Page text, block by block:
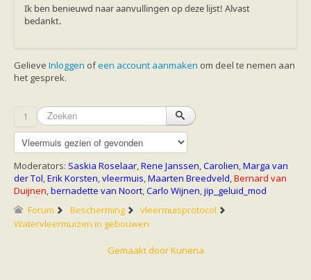
Ik ben benieuwd naar aanvullingen op deze lijst! Alvast
bedankt.
Gelieve Inloggen ofeen account aanmaken om deel te nemen aan
het gesprek.
1
Moderators: Saskia Roselaar,Rene Janssen,Carolien,Marga van
der Tol,Erik Korsten,vleermuis,Maarten Breedveld,Bernard van
Duijnen,bernadette van Noort,Carlo Wijnen,jip_geluid_mod
Forum
Bescherming
vleermuisprotocol
Watervleermuizen in gebouwen
Gemaakt doorKunena